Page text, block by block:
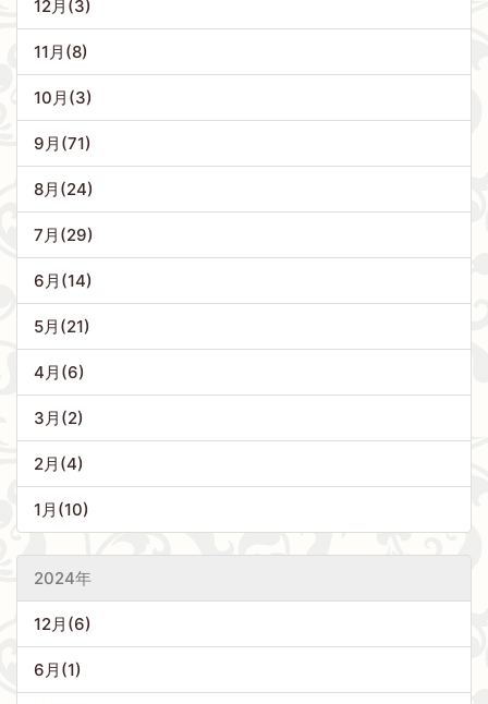
12月(3)
11月(8)
10月(3)
9月(71)
8月(24)
7月(29)
6月(14)
5月(21)
4月(6)
3月(2)
2月(4)
1月(10)
2024年
12月(6)
6月(1)